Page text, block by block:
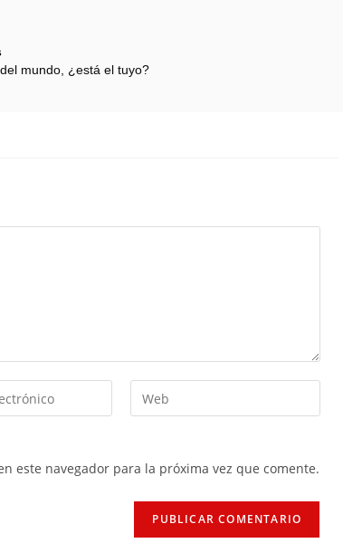
mundo, ¿está el tuyo?
este navegador para la próxima vez que comente.